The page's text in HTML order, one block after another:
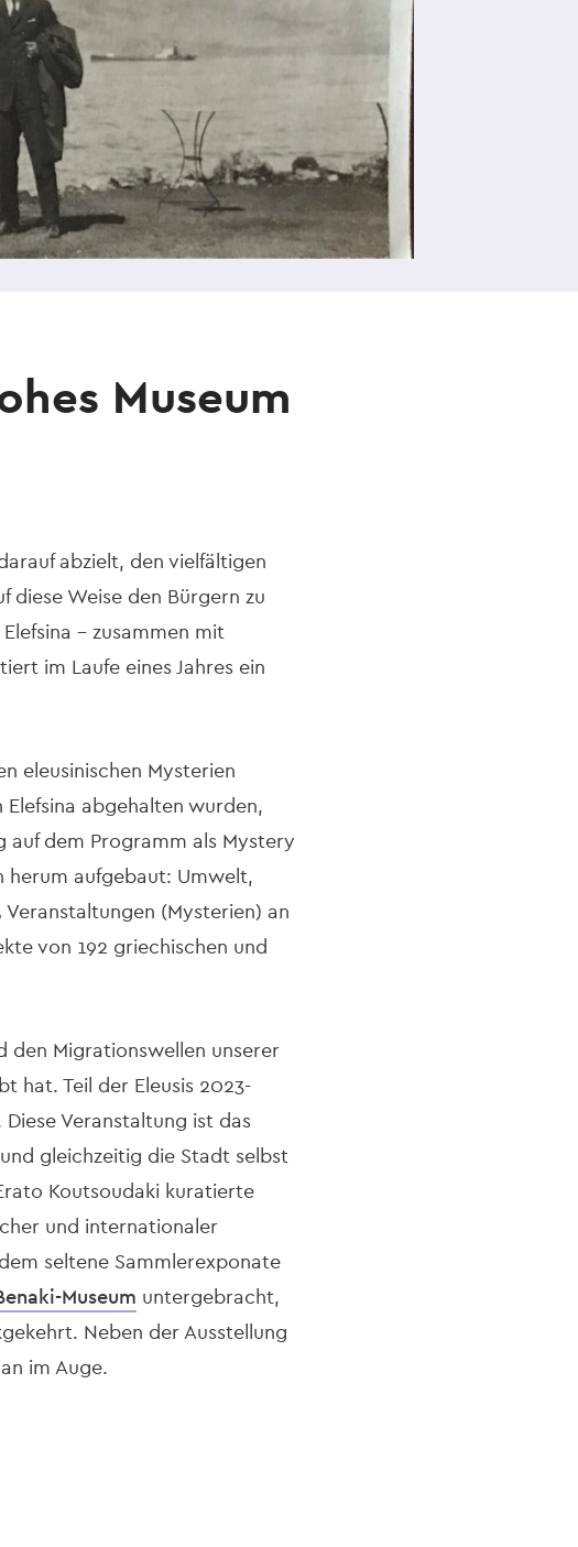
Museum
abzielt, den vielfältigen
diese Weise den Bürgern zu
– zusammen mit
im Laufe eines Jahres ein
eleusinischen Mysterien
abgehalten wurden,
auf dem Programm als Mystery
herum aufgebaut: Umwelt,
(Mysterien) an
von 192 griechischen und
den Migrationswellen unserer
hat. Teil der Eleusis 2023-
Diese Veranstaltung ist das
gleichzeitig die Stadt selbst
Koutsoudaki kuratierte
und internationaler
seltene Sammlerexponate
Museum untergebracht,
Neben der Ausstellung
im Auge.